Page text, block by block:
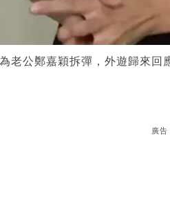
老公鄭嘉穎拆彈，外遊歸來
廣告